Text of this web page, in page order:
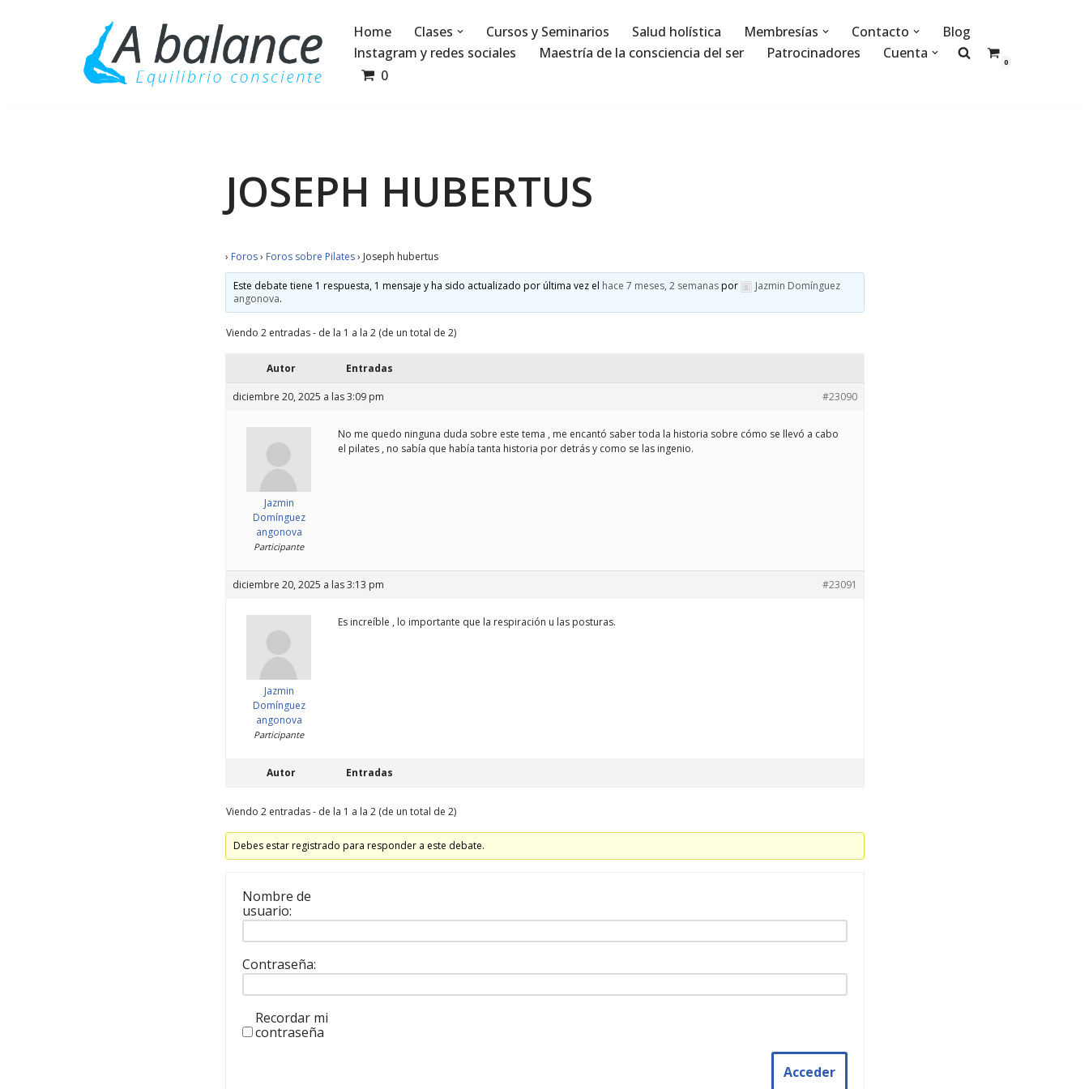
Home Clases Cursos y Seminarios Salud holística Membresías Contacto
Blog
Instagram y redes sociales
Maestría de la consciencia del ser Patrocinadores Cuenta
0
0
JOSEPH HUBERTUS
› Foros › Foros sobre Pilates › Joseph hubertus
Este debate tiene 1 respuesta, 1 mensaje y ha sido actualizado por última vez el hace 7 meses, 2 semanaspor
Jazmin Domínguez
angonova.
Viendo 2 entradas - de la 1 a la 2 (de un total de 2)
Autor Entradas
diciembre 20, 2025 a las 3:09 pm #23090
Jazmin
Domínguez
angonova
Participante
No me quedo ninguna duda sobre este tema , me encantó saber toda la historia sobre cómo se llevó a cabo
el pilates , no sabía que había tanta historia por detrás y como se las ingenio.
diciembre 20, 2025 a las 3:13 pm #23091
Jazmin
Domínguez
angonova
Participante
Es increíble , lo importante que la respiración u las posturas.
Autor Entradas
Viendo 2 entradas - de la 1 a la 2 (de un total de 2)
Debes estar registrado para responder a este debate.
Nombre de
usuario:
Contraseña:
Recordar mi
contraseña
Acceder